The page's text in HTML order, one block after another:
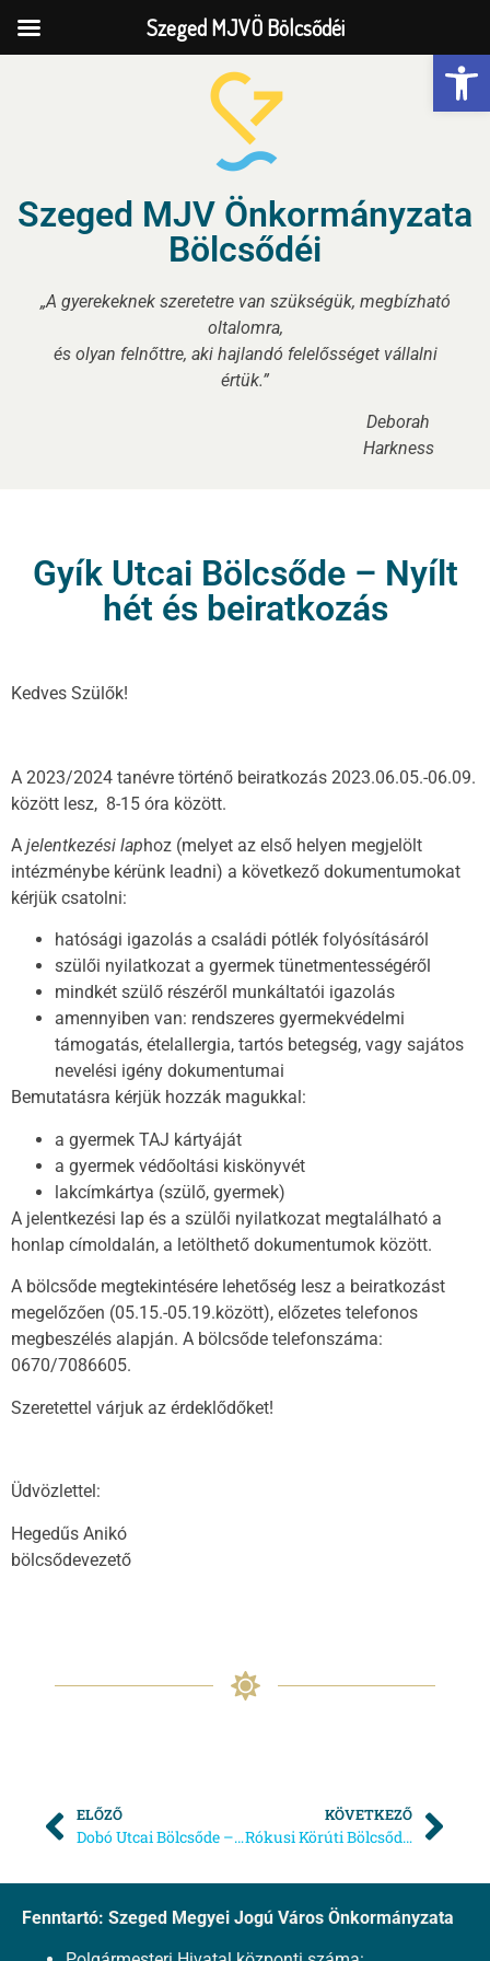
Szeged MJV Önkormányzata
Bölcsődéi
„A gyerekeknek szeretetre van szükségük, megbízható
oltalomra,
és olyan felnőttre, aki hajlandó felelősséget vállalni
értük.”
Deborah
Harkness
Gyík Utcai Bölcsőde – Nyílt
hét és beiratkozás
Kedves Szülők!
A 2023/2024 tanévre történő beiratkozás 2023.06.05.-06.09.
között lesz, 8-15 óra között.
A jelentkezési laphoz (melyet az első helyen megjelölt
intézménybe kérünk leadni) a következő dokumentumokat
kérjük csatolni:
hatósági igazolás a családi pótlék folyósításáról
szülői nyilatkozat a gyermek tünetmentességéről
mindkét szülő részéről munkáltatói igazolás
amennyiben van: rendszeres gyermekvédelmi
támogatás, ételallergia, tartós betegség, vagy sajátos
nevelési igény dokumentumai
Bemutatásra kérjük hozzák magukkal:
a gyermek TAJ kártyáját
a gyermek védőoltási kiskönyvét
lakcímkártya (szülő, gyermek)
A jelentkezési lap és a szülői nyilatkozat megtalálható a
honlap címoldalán, a letölthető dokumentumok között.
A bölcsőde megtekintésére lehetőség lesz a beiratkozást
megelőzően (05.15.-05.19.között), előzetes telefonos
megbeszélés alapján. A bölcsőde telefonszáma:
0670/7086605.
Szeretettel várjuk az érdeklődőket!
Üdvözlettel:
Hegedűs Anikó
bölcsődevezető
ELŐZŐ
Dobó Utcai Bölcsőde – Beiratkozás és Nyílt Hét
KÖVETKEZŐ
Rókusi Körúti Bölcsőde Beiratkozáshoz szükséges általános információk
Fenntartó: Szeged Megyei Jogú Város Önkormányzata
Szeged MJVÖ Bölcsődéi